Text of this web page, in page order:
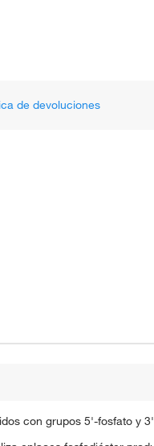
de devoluciones
con grupos 5'-fosfato y